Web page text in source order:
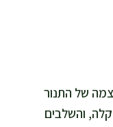
הכנפיים והעוצמה של התנור
והשלבים